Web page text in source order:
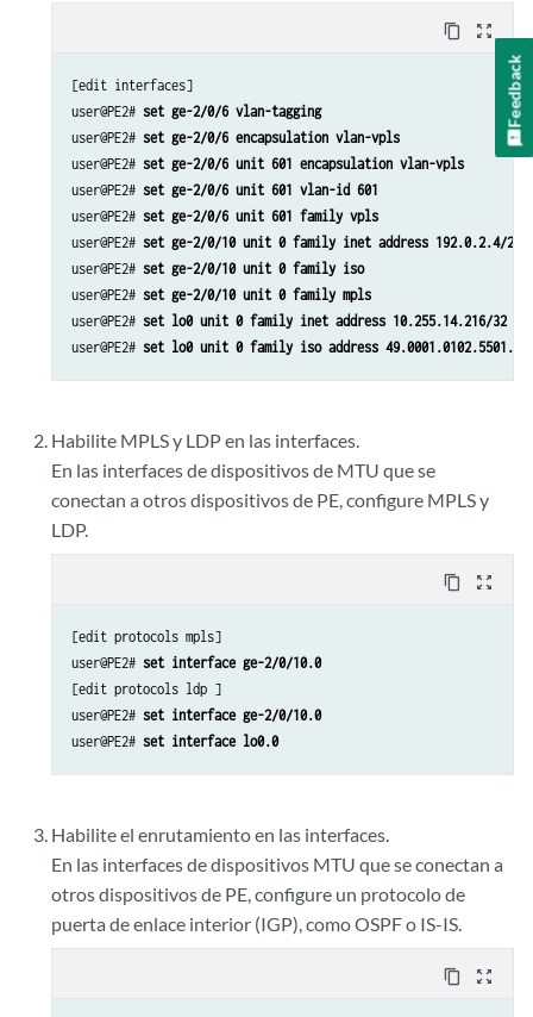
content_copy zoom_out_map
[edit interfaces]
user@PE2# set ge-2/0/6 vlan-tagging
user@PE2# set ge-2/0/6 encapsulation vlan-vpls
user@PE2# set ge-2/0/6 unit 601 encapsulation vlan-vpls
user@PE2# set ge-2/0/6 unit 601 vlan-id 601
user@PE2# set ge-2/0/6 unit 601 family vpls
user@PE2# set ge-2/0/10 unit 0 family inet address 192.0.2.4/24
user@PE2# set ge-2/0/10 unit 0 family iso
user@PE2# set ge-2/0/10 unit 0 family mpls
user@PE2# set lo0 unit 0 family inet address 10.255.14.216/32
user@PE2# set lo0 unit 0 family iso address
Habilite MPLS y LDP en las interfaces.
En las interfaces de dispositivos de MTU que se
conectan a otros dispositivos de PE, configure MPLS y
LDP.
content_copy zoom_out_map
[edit protocols mpls]
user@PE2# set interface ge-2/0/10.0
[edit protocols ldp ]
user@PE2# set interface ge-2/0/10.0
user@PE2# set interface lo0.0
Habilite el enrutamiento en las interfaces.
En las interfaces de dispositivos MTU que se conectan a
otros dispositivos de PE, configure un protocolo de
puerta de enlace interior (IGP), como OSPF o IS-IS.
content_copy zoom_out_map
Feedback